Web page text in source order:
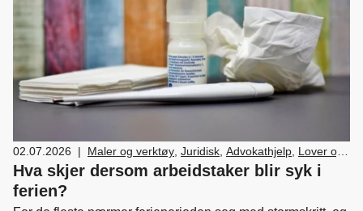
02.07.2026 | Maler og verktøy Juridisk Advokathjelp Lover og
regler,HR,Ledelse og personal
Hva skjer dersom arbeidstaker blir syk i
ferien?